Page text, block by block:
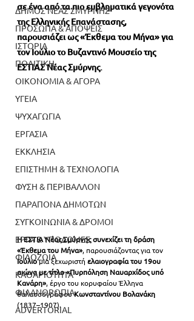
ΔΗΜΟΣ ΝΕΑΣ ΣΜΥΡΝΗΣ
ΠΡΟΣΩΠΑ & ΑΠΟΨΕΙΣ
ΙΣΤΟΡΙΑ
ΠΟΛΙΤΙΚΗ
ΟΙΚΟΝΟΜΙΑ & ΑΓΟΡΑ
ΥΓΕΙΑ
ΨΥΧΑΓΩΓΙΑ
ΕΡΓΑΣΙΑ
ΕΚΚΛΗΣΙΑ
ΕΠΙΣΤΗΜΗ & ΤΕΧΝΟΛΟΓΙΑ
ΦΥΣΗ & ΠΕΡΙΒΑΛΛΟΝ
ΠΑΡΑΠΟΝΑ ΔΗΜΟΤΩΝ
ΣΥΓΚΟΙΝΩΝΙΑ & ΔΡΟΜΟΙ
ΕΡΓΑ & ΥΠΟΔΟΜΕΣ
ΦΙΛΟΖΩΙΑ
ΚΑΘΑΡΙΟΤΗΤΑ
ΦΙΛΑΝΘΡΩΠΙΑ
ADVERTORIAL
σε ένα από τα πιο εμβληματικά γεγονότα
της Ελληνικής Επανάστασης,
παρουσιάζει ως «Έκθεμα του Μήνα» για
τον Ιούλιο το Βυζαντινό Μουσείο της
ΕΣΤΙΑΣ Νέας Σμύρνης.
Η ΕΣΤΙΑ Νέας Σμύρνης συνεχίζει τη δράση
«Έκθεμα του Μήνα», παρουσιάζοντας για τον
Ιούλιο μια ξεχωριστή ελαιογραφία του 19ου
αιώνα με τίτλο «Πυρπόληση Ναυαρχίδος υπό
Κανάρη», έργο του κορυφαίου Έλληνα
θαλασσογράφου Κωνσταντίνου Βολανάκη
(1837–1907).